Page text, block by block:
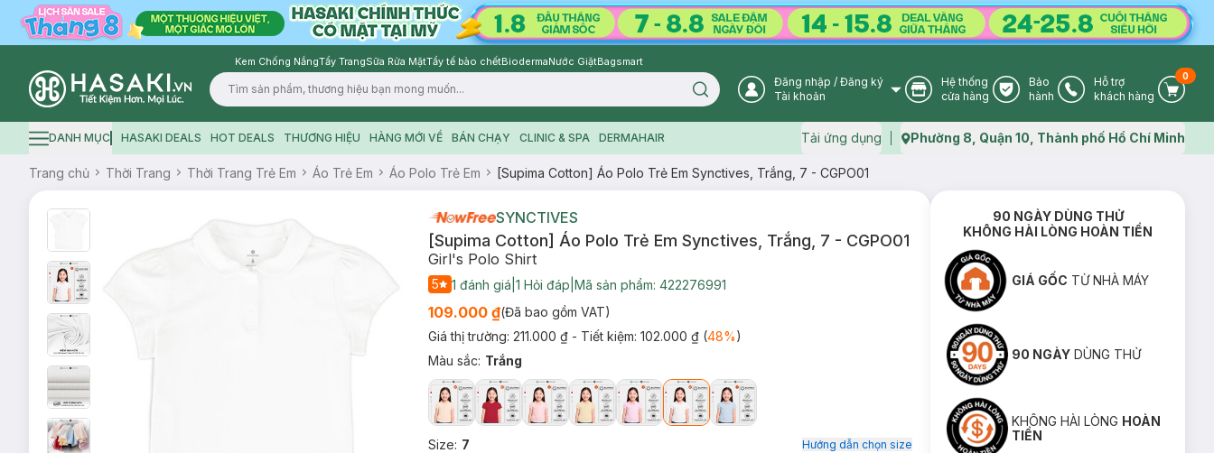
Kem Chống NắngTẩy TrangSữa Rửa MặtTẩy tế bào chếtBiodermaNước GiặtBagsmart
Logo
Search icon User Icon
Đăng nhập / Đăng ký
Tài khoản
Store Icon
Hệ thống
cửa hàng
Warranty Icon
Bảo
hành
Phone Icon
Hỗ trợ
khách hàng
Cart
0
Hamburger icon
DANH MỤC HASAKI DEALS HOT DEALS THƯƠNG HIỆU HÀNG MỚI VỀ BÁN CHẠY CLINIC & SPA DERMAHAIR Tải ứng dụng Map icon
Phường 8, Quận 10, Thành phố Hồ Chí Minh
Trang chủ Thời Trang Thời Trang Trẻ Em Áo Trẻ Em Áo Polo Trẻ Em [Supima Cotton] Áo Polo Trẻ Em Synctives, Trắng, 7 - CGPO01
SYNCTIVES
[Supima Cotton] Áo Polo Trẻ Em Synctives, Trắng, 7 - CGPO01
Girl's Polo Shirt
5 1 đánh giá 1 Hỏi đáp Mã sản phẩm: 422276991
109.000 ₫(Đã bao gồm VAT)
Giá thị trường: 211.000 ₫ - Tiết kiệm: 102.000 ₫(48%)
Màu sắc: Trắng
Size: 7 Hướng dẫn chọn size
90 NGÀY DÙNG THỬ
KHÔNG HÀI LÒNG HOÀN TIỀN
GIÁ GỐC TỪ NHÀ MÁY
90 NGÀY DÙNG THỬ
KHÔNG HÀI LÒNG HOÀN
TIỀN